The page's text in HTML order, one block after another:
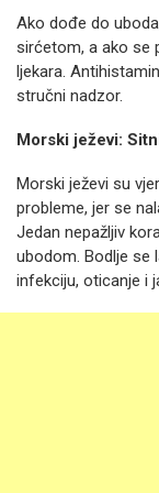
Ako dođe do
sirćetom, a ako se
ljekara.
stručni nadzor.
Morski ježevi:
Morski ježevi su
probleme, jer se
Jedan nepažljiv
ubodom. Bodlje se
infekciju, oticanje i